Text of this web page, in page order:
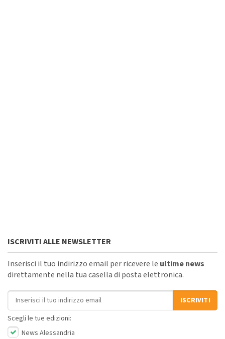
ISCRIVITI ALLE NEWSLETTER
Inserisci il tuo indirizzo email per ricevere le ultime news
direttamente nella tua casella di posta elettronica.
Indirizzo email
ISCRIVITI
Scegli le tue edizioni:
News Alessandria